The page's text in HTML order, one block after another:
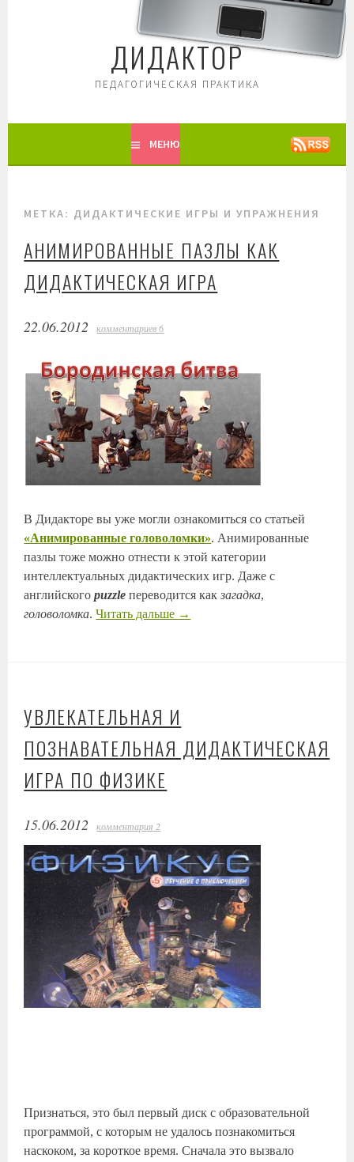
ДИДАКТОР
ПЕДАГОГИЧЕСКАЯ ПРАКТИКА
МЕНЮ
МЕТКА: ДИДАКТИЧЕСКИЕ ИГРЫ И УПРАЖНЕНИЯ
АНИМИРОВАННЫЕ ПАЗЛЫ КАК
ДИДАКТИЧЕСКАЯ ИГРА
22.06.2012 комментариев 6
В Дидакторе вы уже могли ознакомиться со статьей
«Анимированные головоломки». Анимированные
пазлы тоже можно отнести к этой категории
интеллектуальных дидактических игр. Даже с
английскогоpuzzle переводится какзагадка,
головоломка.Читать дальше →
УВЛЕКАТЕЛЬНАЯ И
ПОЗНАВАТЕЛЬНАЯ ДИДАКТИЧЕСКАЯ
ИГРА ПО ФИЗИКЕ
15.06.2012 комментария 2
Признаться, это был первый диск с образовательной
программой, с которым не удалось познакомиться
наскоком, за короткое время. Сначала это вызвало